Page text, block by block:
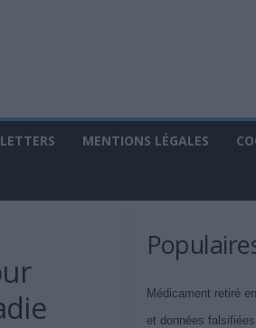
MENTIONS LÉGALES
Médicament retiré
et données falsifiées